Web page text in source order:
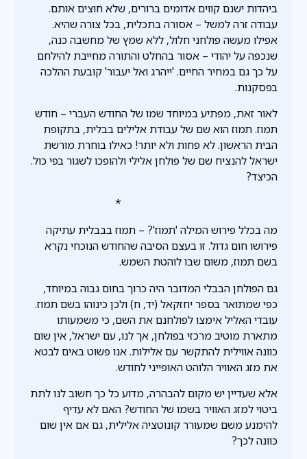
ביהדות ישנם קווים אדומים ברורים, שלא חוצים אותם.
עבודה זרה למשל – אסורה בתכלית, בכל צורה שהיא.
אפילו מעשה פולחני חלול, ללא שמץ של מחשבה כנה,
שנכפה על יהודי – אסור בהחלט והתורה מחייבת להילחם
על כך גם במחיר החיים. 'ייהרג ואל יעבור' קובעת ההלכה
בפסקנות.
לאור זאת, מפתיע במיוחד שמו של החודש העברי – חודש
תמוז. תמוז הוא שם של עבודת אלילים בבלית, בתקופת
הבית הראשון. לא פחות ולא יותר! כאילו בוחרת מורשת
ישראל להנציח שם של פולחן אלילי ולהופכו לשגור בפי כול.
הכיצד?
*
מה בכלל פירוש המילה 'תמוז'? – תמוז בבבלית עתיקה
פירושו חום גדול. זו בעצם הסיבה שהחודש הנוכחי נקרא
בשם תמוז, משום שבו לוהטת השמש.
גם הפולחן הבבלי המדובר היה כרוך בחום גבוה במיוחד,
כפי שמתואר בספר יחזקאל (יד, ח) ולכן כינוהו בשם תמוז.
עובדי האליל אימצו לפולחנם את השם, כי משמעותו
מתארת מוטיב מרכזי בפולחן, אך לנו, עם ישראל, אין שום
כוונה אווילית להתקשר עם אלילות. אנו פשוט באים לבטא
את מזג האוויר הלוהט האופייני לחודש.
אלא שעדיין יש מקום להבהרה, מדוע כל כך חשוב לנו לתת
ביטוי למזג האוויר בשמו של החודש? האם לא עדיף
להימנע משם שמעורר קונוטציה אלילית, גם אם אין שום
כוונה לכך?